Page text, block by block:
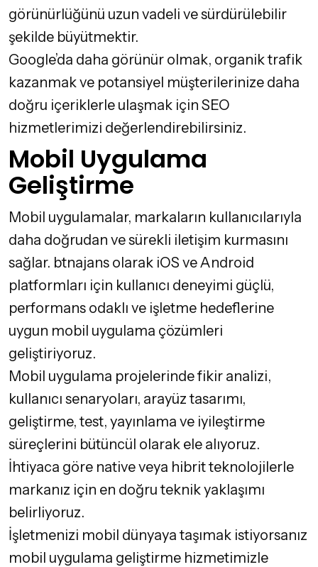
görünürlüğünü uzun vadeli ve sürdürülebilir
şekilde büyütmektir.
Google’da daha görünür olmak, organik trafik
kazanmak ve potansiyel müşterilerinize daha
doğru içeriklerle ulaşmak için SEO
hizmetlerimizi değerlendirebilirsiniz.
Mobil Uygulama
Geliştirme
Mobil uygulamalar, markaların kullanıcılarıyla
daha doğrudan ve sürekli iletişim kurmasını
sağlar. btnajans olarak iOS ve Android
platformları için kullanıcı deneyimi güçlü,
performans odaklı ve işletme hedeflerine
uygun mobil uygulama çözümleri
geliştiriyoruz.
Mobil uygulama projelerinde fikir analizi,
kullanıcı senaryoları, arayüz tasarımı,
geliştirme, test, yayınlama ve iyileştirme
süreçlerini bütüncül olarak ele alıyoruz.
İhtiyaca göre native veya hibrit teknolojilerle
markanız için en doğru teknik yaklaşımı
belirliyoruz.
İşletmenizi mobil dünyaya taşımak istiyorsanız
mobil uygulama geliştirme hizmetimizle